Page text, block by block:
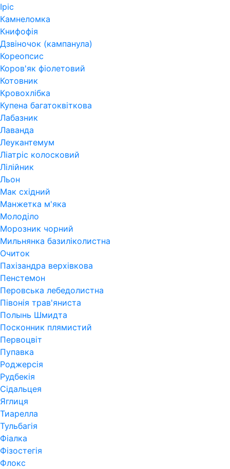
Іріс
Камнеломка
Книфофія
Дзвіночок (кампанула)
Кореопсис
Коров'як фіолетовий
Котовник
Кровохлібка
Купена багатоквіткова
Лабазник
Лаванда
Леукантемум
Ліатріс колосковий
Лілійник
Льон
Мак східний
Манжетка м'яка
Молоділо
Морозник чорний
Мильнянка базиліколистна
Очиток
Пахізандра верхівкова
Пенстемон
Перовська лебедолистна
Півонія трав'яниста
Полынь Шмидта
Посконник плямистий
Первоцвіт
Пупавка
Роджерсія
Рудбекія
Сідальцея
Яглиця
Тиарелла
Тульбагія
Фіалка
Фізостегія
Флокс